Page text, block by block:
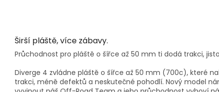
Širší pláště, více zábavy.
Průchodnost pro pláště o šířce až 50 mm ti dodá trakci,
Diverge 4 zvládne pláště o šířce až 50 mm (700c), které
trakci, méně defektů a neskutečné pohodlí. Nový model